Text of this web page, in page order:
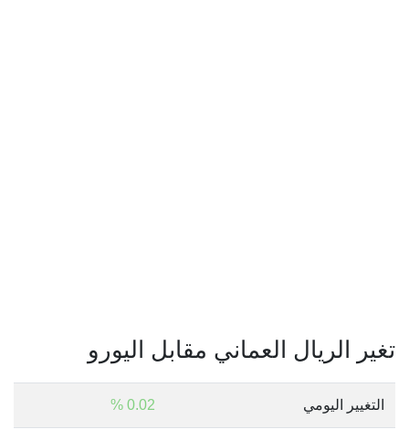
تغير الريال العماني مقابل اليورو
التغيير اليومي 0.02 %